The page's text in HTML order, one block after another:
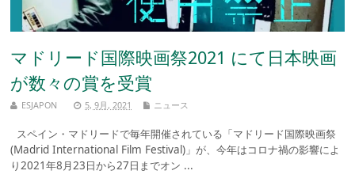
マドリード国際映画祭2021 にて日本映画
が数々の賞を受賞
ESJAPON 5, 9月, 2021 ニュース
スペイン・マドリードで毎年開催されている「マドリード国際映画祭
(Madrid International Film Festival)」が、今年はコロナ禍の影響によ
り2021年8月23日から27日までオン ...